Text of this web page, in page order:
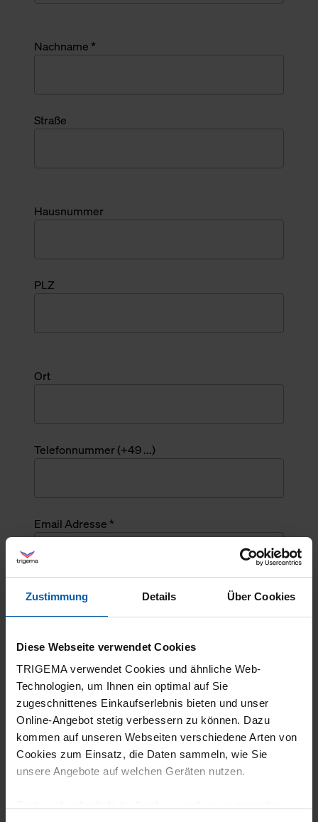
Zustimmung Details Über Cookies
Diese Webseite verwendet Cookies
TRIGEMA verwendet Cookies und ähnliche Web-
Technologien, um Ihnen ein optimal auf Sie
zugeschnittenes Einkaufserlebnis bieten und unser
Online-Angebot stetig verbessern zu können. Dazu
kommen auf unseren Webseiten verschiedene Arten von
Cookies zum Einsatz, die Daten sammeln, wie Sie
unsere Angebote auf welchen Geräten nutzen.
Nachname *
Straße
Hausnummer
PLZ
Ort
Telefonnummer (+49 ...)
Email Adresse *
Angefragte Menge *
Mehrzeiliger Text